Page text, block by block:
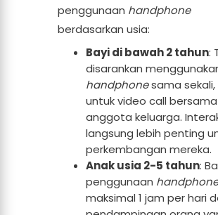
penggunaan handphone
berdasarkan usia:
Bayi di bawah 2 tahun:
disarankan
handphonesama sekali,
untuk video call bersama
anggota keluarga.
langsung lebih penting
perkembangan mereka.
Anak usia 2-5 tahun:
penggunaan handphone
maksimal 1 jam per hari